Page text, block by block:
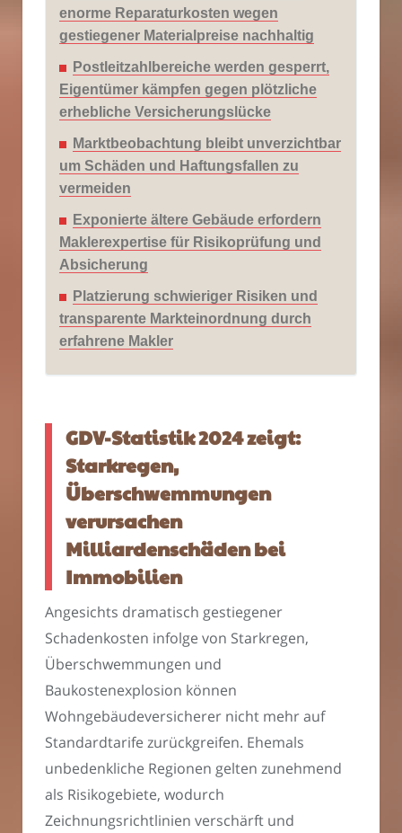
enorme Reparaturkosten wegen
gestiegener Materialpreise nachhaltig
Postleitzahlbereiche werden gesperrt,
Eigentümer kämpfen gegen plötzliche
erhebliche Versicherungslücke
Marktbeobachtung bleibt unverzichtbar
um Schäden und Haftungsfallen zu
vermeiden
Exponierte ältere Gebäude erfordern
Maklerexpertise für Risikoprüfung und
Absicherung
Platzierung schwieriger Risiken und
transparente Markteinordnung durch
erfahrene Makler
GDV-Statistik 2024 zeigt:
Starkregen,
Überschwemmungen
verursachen
Milliardenschäden bei
Immobilien
Angesichts dramatisch gestiegener
Schadenkosten infolge von Starkregen,
Überschwemmungen und
Baukostenexplosion können
Wohngebäudeversicherer nicht mehr auf
Standardtarife zurückgreifen. Ehemals
unbedenkliche Regionen gelten zunehmend
als Risikogebiete, wodurch
Zeichnungsrichtlinien verschärft und